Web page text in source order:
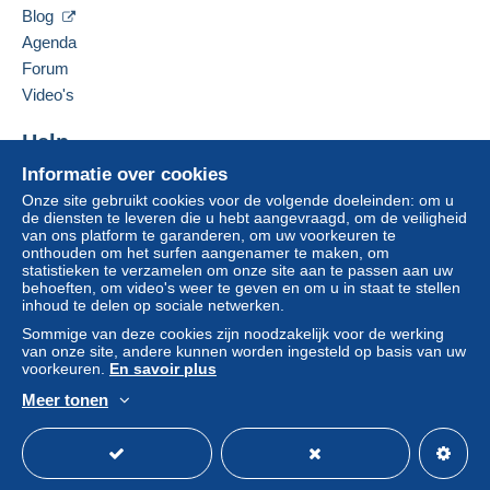
voor de rekening van de koper.
Als de verkoopvoorwaarden van de verkoper
clausules bevatten met betrekking tot de betaling,
moeten deze als nietig worden beschouwd. De
Delcampe, zoals gedefinieerd in de
toepassing zijn.
Aankopen moeten worden betaald binnen14
dagenna ontvangst van de eindafrekening van de
verkoper.
Garantie:
koper.
Om de termijnen voor terugzending en
terugbetaling van het item te weten,
het Delcampe-charter
Frais d'envoi pour les CARTES POSTALES
46000
Deze verkoper toevoegen aan mijn favorieten
Om een vraag te stellen moet u een sessie
Een sessie openen
Informatie over cookies
Onze site gebruikt cookies voor de volgende doeleinden: om u
de diensten te leveren die u hebt aangevraagd, om de veiligheid
van ons platform te garanderen, om uw voorkeuren te
onthouden om het surfen aangenamer te maken, om
statistieken te verzamelen om onze site aan te passen aan uw
behoeften, om video's weer te geven en om u in staat te stellen
inhoud te delen op sociale netwerken.
Sommige van deze cookies zijn noodzakelijk voor de werking
van onze site, andere kunnen worden ingesteld op basis van uw
voorkeuren. En savoir plus
Meer tonen
Blog
Agenda
Forum
Video's
Help
Hulpcentrum
Kopen op Delcampe
Verkopen op Delcampe
Een beveiligde website